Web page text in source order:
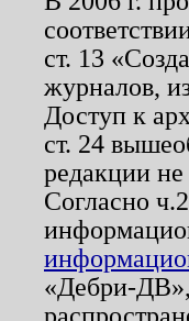
ст. 13
журналов,
Доступ к
ст. 24
редакции не
Согласно
«Дебри-